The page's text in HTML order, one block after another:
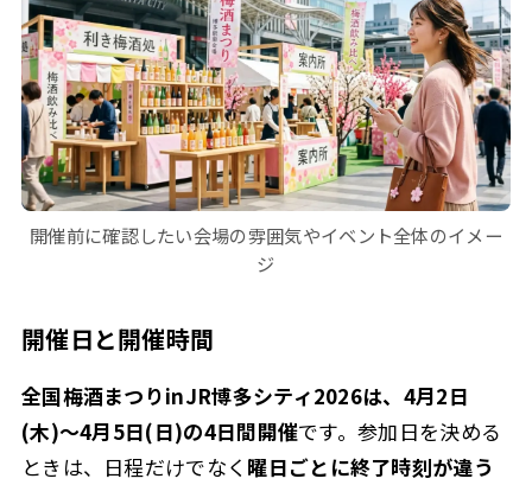
開催前に確認したい会場の雰囲気やイベント全体のイメー
ジ
開催日と開催時間
全国梅酒まつりinJR博多シティ2026は、4月2日
(木)〜4月5日(日)の4日間開催です。参加日を決める
ときは、日程だけでなく 曜日ごとに終了時刻が違う